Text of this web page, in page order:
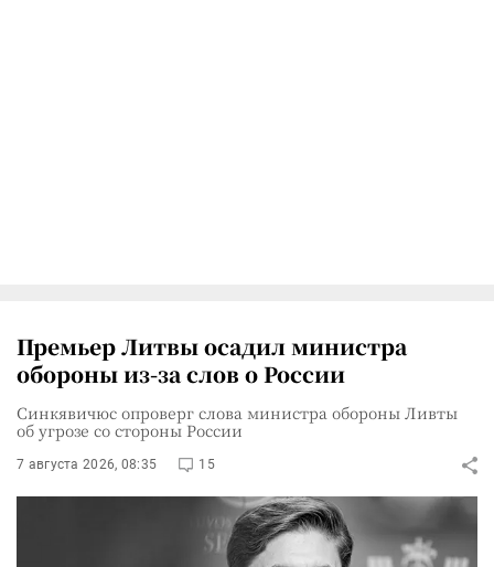
Премьер Литвы осадил министра
обороны из-за слов о России
Синкявичюс опроверг слова министра обороны Ливты
об угрозе со стороны России
7 августа 2026, 08:35 15